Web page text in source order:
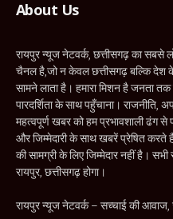
About Us
रायपुर न्यूज नेटवर्क, छत्तीसगढ़ का सबसे
चैनल है,जो न केवल छत्तीसगढ़ बल्कि देश
सामने लाता है। हमारा मिशन है जनता तक
पारदर्शिता के साथ पहुँचाना।
महत्वपूर्ण खबर को हम प्रभावशाली ढंग
और जिम्मेदारी के साथ खबरें प्रेषित करते
की सामग्री के लिए जिम्मेदार नहीं है।
रायपुर, छत्तीसगढ़ होगा।
रायपुर न्यूज नेटवर्क – सच्चाई की